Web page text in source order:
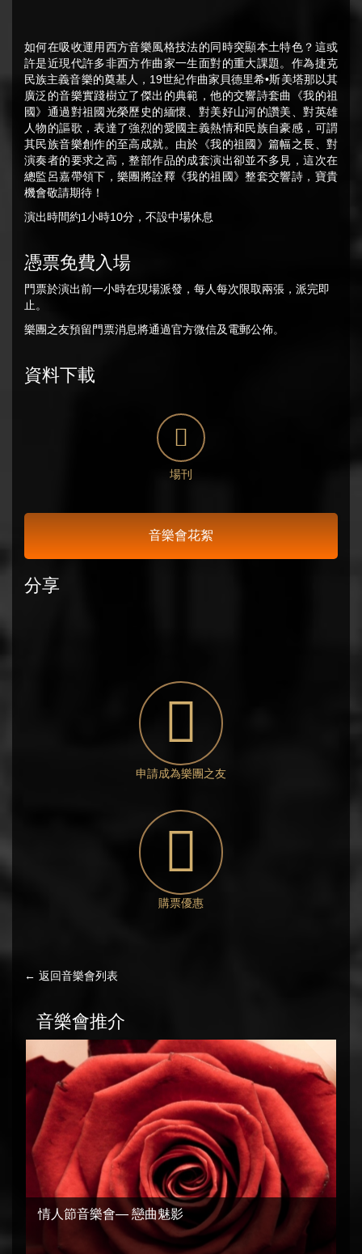
如何在吸收運用西方音樂風格技法的同時突顯本土特色？這或
許是近現代許多非西方作曲家一生面對的重大課題。作為捷克
民族主義音樂的奠基人，19世紀作曲家貝德里希•斯美塔那以其
廣泛的音樂實踐樹立了傑出的典範，他的交響詩套曲《我的祖
國》通過對祖國光榮歷史的緬懷、對美好山河的讚美、對英雄
人物的謳歌，表達了強烈的愛國主義熱情和民族自豪感，可謂
其民族音樂創作的至高成就。由於《我的祖國》篇幅之長、對
演奏者的要求之高，整部作品的成套演出卻並不多見，這次在
總監呂嘉帶領下，樂團將詮釋《我的祖國》整套交響詩，寶貴
機會敬請期待！
演出時間約1小時10分，不設中場休息
憑票免費入場
門票於演出前一小時在現場派發，每人每次限取兩張，派完即
止。
樂團之友預留門票消息將通過官方微信及電郵公佈。
資料下載
場刊
音樂會花絮
分享
申請成為樂團之友
購票優惠
← 返回音樂會列表
音樂會推介
情人節音樂會— 戀曲魅影